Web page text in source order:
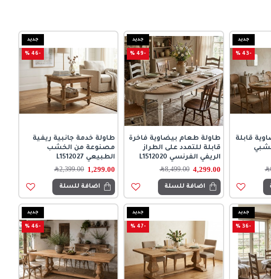
جديد
-43 %
قابلة
﷼
جديد
-49 %
طاولة طعام بيضاوية فاخرة
قابلة للتمدد على الطراز
الريفي الفرنسي L1512020
4,299.00
8,499.00﷼
اضافة للسلة
جديد
-46 %
طاولة خدمة جانبية ريفية
مصنوعة من الخشب
الطبيعي L1512027
1,299.00
2,399.00﷼
اضافة للسلة
جديد
-36 %
جديد
-47 %
جديد
-46 %